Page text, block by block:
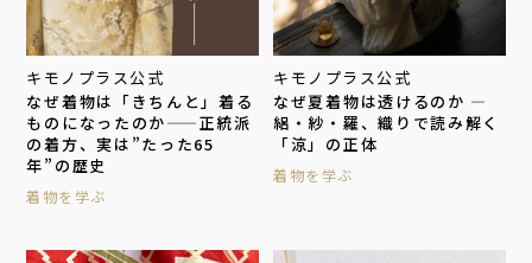
キモノプラス公式
なぜ着物は「きちんと」着る
ものになったのか——正統派
の着方、実は”たった65
年”の歴史
着物を学ぶ
キモノプラス公式
なぜ夏着物は透けるのか —
絽・紗・羅、織りで読み解く
「涼」の正体
着物を学ぶ